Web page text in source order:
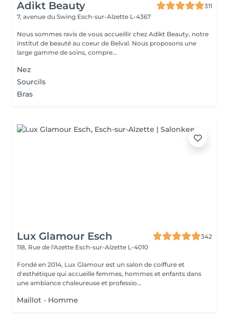
Adikt Beauty
311
7, avenue du Swing Esch-sur-Alzette L-4367
Nous sommes ravis de vous accueillir chez Adikt Beauty, notre
institut de beauté au coeur de Belval. Nous proposons une
large gamme de soins, compre...
Nez
Sourcils
Bras
Lux Glamour Esch
342
118, Rue de l'Azette Esch-sur-Alzette L-4010
Fondé en 2014, Lux Glamour est un salon de coiffure et
d'esthétique qui accueille femmes, hommes et enfants dans
une ambiance chaleureuse et professio...
Maillot - Homme